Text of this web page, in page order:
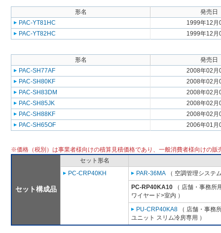
形名
発売日
PAC-YT81HC
1999年12月
PAC-YT82HC
1999年12月
形名
発売日
PAC-SH77AF
2008年02月
PAC-SH80KF
2008年02月
PAC-SH83DM
2008年02月
PAC-SH85JK
2008年02月
PAC-SH88KF
2008年02月
PAC-SH65OF
2006年01月
※価格（税別）は事業者様向けの積算見積価格であり、一般消費者様向けの販
セット構成品
セット形名
PC-CRP40KH
PAR-36MA （ 空調管理システ
PC-RP40KA10 （ 店舗・事務所
ワイヤード>室内 ）
PU-CRP40KA8 （ 店舗・事務
ユニット スリム冷房専用 ）